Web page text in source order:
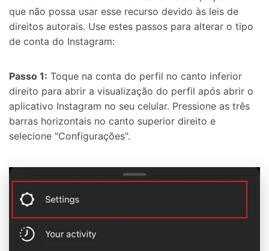
que não possa usar esse recurso devido às leis de
direitos autorais. Use estes passos para alterar o tipo
de conta do Instagram:
Passo 1: Toque na conta do perfil no canto inferior
direito para abrir a visualização do perfil após abrir o
aplicativo Instagram no seu celular. Pressione as três
barras horizontais no canto superior direito e
selecione "Configurações".